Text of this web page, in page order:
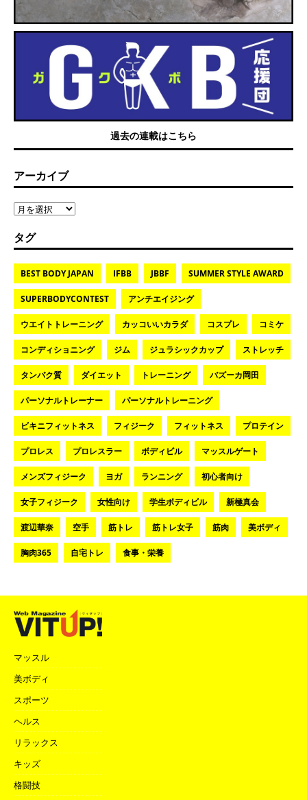
過去の連載はこちら
アーカイブ
タグ
BEST BODY JAPAN IFBB JBBF SUMMER STYLE AWARD
SUPERBODYCONTEST アンチエイジング
ウエイトトレーニング カッコいいカラダ コスプレ コミケ
コンディショニング ジム ジュラシックカップ ストレッチ
タンパク質 ダイエット トレーニング バズーカ岡田
パーソナルトレーナー パーソナルトレーニング
ビキニフィットネス フィジーク フィットネス プロテイン
プロレス プロレスラー ボディビル マッスルゲート
メンズフィジーク ヨガ ランニング 初心者向け
女子フィジーク 女性向け 学生ボディビル 新極真会
渡辺華奈 空手 筋トレ 筋トレ女子 筋肉 美ボディ
胸肉365 自宅トレ 食事・栄養
マッスル
美ボディ
スポーツ
ヘルス
リラックス
キッズ
格闘技